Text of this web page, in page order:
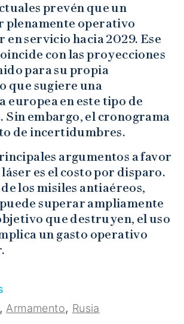
prevén que un
plenamente operativo
en servicio hacia 2029. Ese
con las proyecciones
para su propia
que sugiere una
europea en este tipo de
Sin embargo, el cronograma
de incertidumbres.
argumentos a favor
láser es el costo por disparo.
los misiles antiaéreos,
superar ampliamente
que destruyen, el uso
un gasto operativo
,Armamento, Rusia